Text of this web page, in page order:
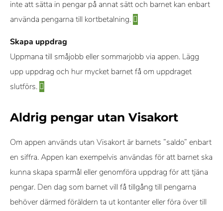
inte att sätta in pengar på annat sätt och barnet kan enbart
använda pengarna till kortbetalning.
Skapa uppdrag
Uppmana till småjobb eller sommarjobb via appen. Lägg
upp uppdrag och hur mycket barnet få om uppdraget
slutförs.
Aldrig pengar utan Visakort
Om appen används utan Visakort är barnets ”saldo” enbart
en siffra. Appen kan exempelvis användas för att barnet ska
kunna skapa sparmål eller genomföra uppdrag för att tjäna
pengar. Den dag som barnet vill få tillgång till pengarna
behöver därmed föräldern ta ut kontanter eller föra över till